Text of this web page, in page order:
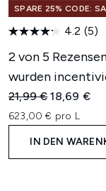
SPARE 25% CODE:
4.2 (5)
2 von 5
wurden
Unverbindliche
21,99 €Aktueller
18,69 €
623,00 € pro L
IN DEN